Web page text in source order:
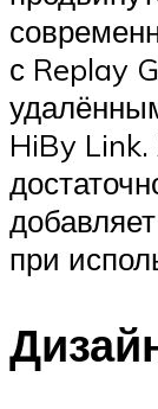
с Replay
HiBy
при